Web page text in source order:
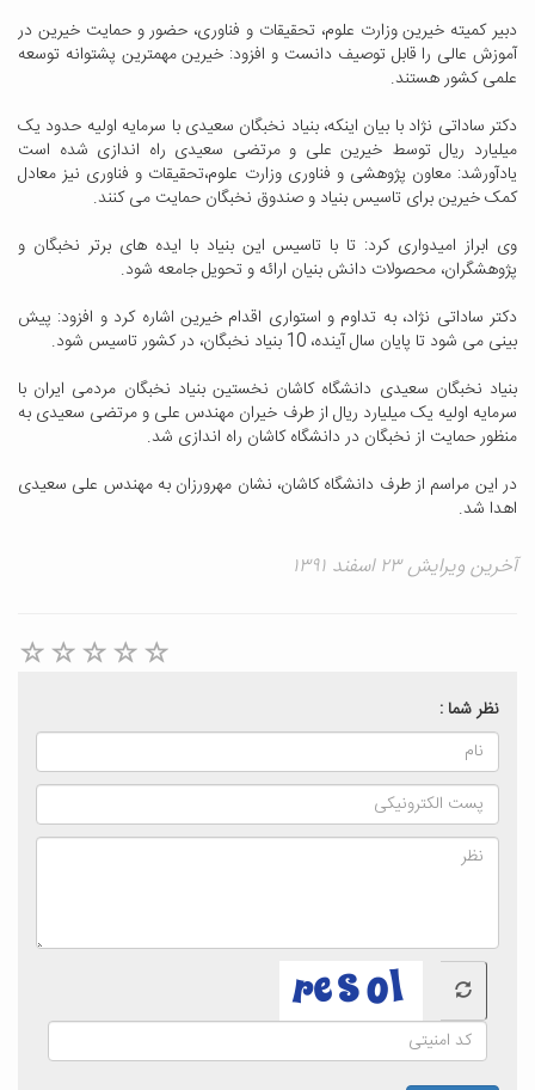
دبیر کمیته خیرین وزارت علوم، تحقیقات و فناوری، حضور و حمایت خیرین در
آموزش عالی را قابل توصیف دانست و افزود: خیرین مهمترین پشتوانه توسعه
علمی کشور هستند.
دکتر ساداتی نژاد با بیان اینکه، بنیاد نخبگان سعیدی با سرمایه اولیه حدود یک
میلیارد ریال توسط خیرین علی و مرتضی سعیدی راه اندازی شده است
یادآورشد: معاون پژوهشی و فناوری وزارت علوم،تحقیقات و فناوری نیز معادل
کمک خیرین برای تاسیس بنیاد و صندوق نخبگان حمایت می کنند.
وی ابراز امیدواری کرد: تا با تاسیس این بنیاد با ایده های برتر نخبگان و
پژوهشگران، محصولات دانش بنیان ارائه و تحویل جامعه شود.
دکتر ساداتی نژاد، به تداوم و استواری اقدام خیرین اشاره کرد و افزود: پیش
بینی می شود تا پایان سال آینده، 10 بنیاد نخبگان، در کشور تاسیس شود.
بنیاد نخبگان سعیدی دانشگاه کاشان نخستین بنیاد نخبگان مردمی ایران با
سرمایه اولیه یک میلیارد ریال از طرف خیران مهندس علی و مرتضی سعیدی به
منظور حمایت از نخبگان در دانشگاه کاشان راه اندازی شد.
در این مراسم از طرف دانشگاه کاشان، نشان مهرورزان به مهندس علی سعیدی
اهدا شد.
آخرین ویرایش ۲۳ اسفند ۱۳۹۱
نظر شما :